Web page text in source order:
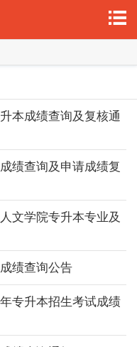
本成绩查询及复核通
绩查询及申请成绩复
文学院专升本专业及
绩查询公告
专升本招生考试成绩